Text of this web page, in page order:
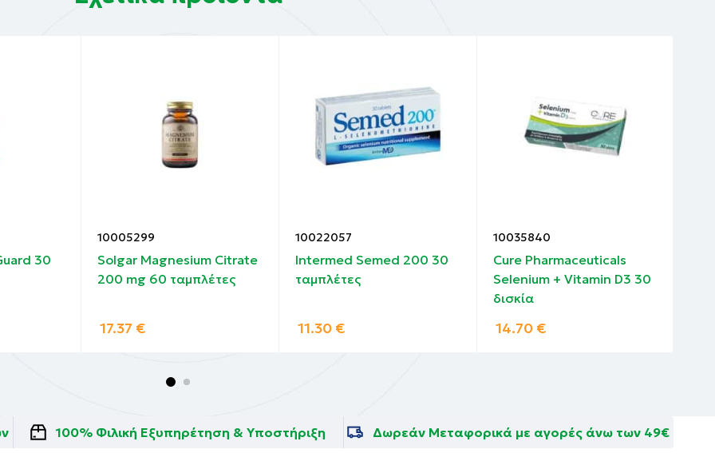
ειδικευμένο άτομο.
cellulose, hydroxypropyl cellulose), Magnesium Oxide,
Coating (HPMC, talc, calcium carbonate, black & yellow iron
silicon dioxide, veg. magnesium stearate), Vitamin E Acetate (dl-
A Acetate, Manganese Sulphate, Calcium-D-Pantothenate,
Thiamine Mononitrate, Vitamin D3 (cholecalciferol),
Acid, Biotin, Chromium Chloride, Sodium Selenite, Sodium
30
10005299
Solgar Magnesium Citrate
200 mg 60 ταμπλέτες
17.37 €
10022057
Intermed Semed 200 30
ταμπλέτες
11.30 €
10035840
Cure Pharmaceuticals
Selenium + Vitamin D3 30
δισκία
14.70 €
100% Φιλική Εξυπηρέτηση & Υποστήριξη Δωρεάν Μεταφορικά με αγορές άνω των 49€